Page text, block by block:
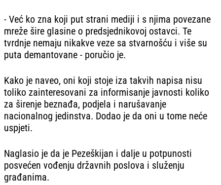
- Već ko zna koji put strani mediji i s njima povezane
mreže šire glasine o predsjednikovoj ostavci. Te
tvrdnje nemaju nikakve veze sa stvarnošću i više su
puta demantovane - poručio je.
Kako je naveo, oni koji stoje iza takvih napisa nisu
toliko zainteresovani za informisanje javnosti koliko
za širenje beznađa, podjela i narušavanje
nacionalnog jedinstva. Dodao je da oni u tome neće
uspjeti.
Naglasio je da je Pezeškijan i dalje u potpunosti
posvećen vođenju državnih poslova i služenju
građanima.